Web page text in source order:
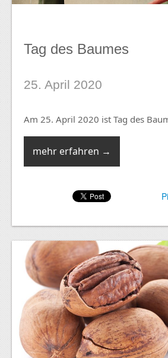
Tag des Baumes
25. April 2020
Am 25. April 2020 ist Tag des
mehr erfahren →